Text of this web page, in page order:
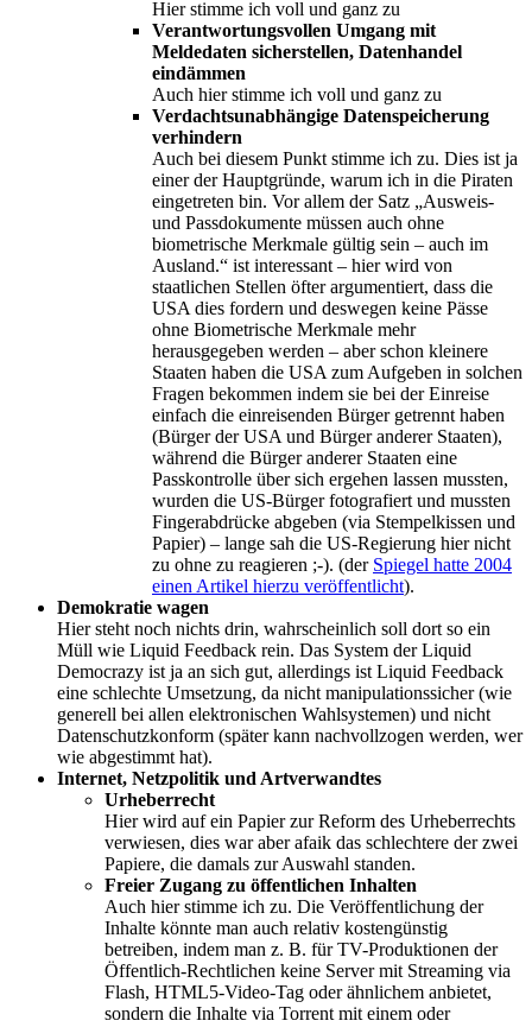
Hier stimme ich voll und ganz zu
Verantwortungsvollen Umgang mit
Meldedaten sicherstellen, Datenhandel
eindämmen
Auch hier stimme ich voll und ganz zu
Verdachtsunabhängige Datenspeicherung
verhindern
Auch bei diesem Punkt stimme ich zu. Dies ist ja
einer der Hauptgründe, warum ich in die Piraten
eingetreten bin. Vor allem der Satz „Ausweis-
und Passdokumente müssen auch ohne
biometrische Merkmale gültig sein – auch im
Ausland.“ ist interessant – hier wird von
staatlichen Stellen öfter argumentiert, dass die
USA dies fordern und deswegen keine Pässe
ohne Biometrische Merkmale mehr
herausgegeben werden – aber schon kleinere
Staaten haben die USA zum Aufgeben in solchen
Fragen bekommen indem sie bei der Einreise
einfach die einreisenden Bürger getrennt haben
(Bürger der USA und Bürger anderer Staaten),
während die Bürger anderer Staaten eine
Passkontrolle über sich ergehen lassen mussten,
wurden die US-Bürger fotografiert und mussten
Fingerabdrücke abgeben (via Stempelkissen und
Papier) – lange sah die US-Regierung hier nicht
zu ohne zu reagieren ;-). (der Spiegel hatte 2004
einen Artikel hierzu veröffentlicht).
Demokratie wagen
Hier steht noch nichts drin, wahrscheinlich soll dort so ein
Müll wie Liquid Feedback rein. Das System der Liquid
Democrazy ist ja an sich gut, allerdings ist Liquid Feedback
eine schlechte Umsetzung, da nicht manipulationssicher (wie
generell bei allen elektronischen Wahlsystemen) und nicht
Datenschutzkonform (später kann nachvollzogen werden, wer
wie abgestimmt hat).
Internet, Netzpolitik und Artverwandtes
Urheberrecht
Hier wird auf ein Papier zur Reform des Urheberrechts
verwiesen, dies war aber afaik das schlechtere der zwei
Papiere, die damals zur Auswahl standen.
Freier Zugang zu öffentlichen Inhalten
Auch hier stimme ich zu. Die Veröffentlichung der
Inhalte könnte man auch relativ kostengünstig
betreiben, indem man z. B. für TV-Produktionen der
Öffentlich-Rechtlichen keine Server mit Streaming via
Flash, HTML5-Video-Tag oder ähnlichem anbietet,
sondern die Inhalte via Torrent mit einem oder